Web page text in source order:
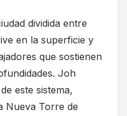
dividida entre
en la superficie y
que sostienen
Joh
este sistema,
Nueva Torre de